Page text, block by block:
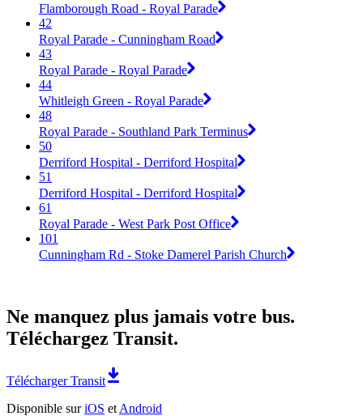
Flamborough Road - Royal Parade
42
Royal Parade - Cunningham Road
43
Royal Parade - Royal Parade
44
Whitleigh Green - Royal Parade
48
Royal Parade - Southland Park Terminus
50
Derriford Hospital - Derriford Hospital
51
Derriford Hospital - Derriford Hospital
61
Royal Parade - West Park Post Office
101
Cunningham Rd - Stoke Damerel Parish Church
Ne manquez plus jamais votre bus.
Téléchargez Transit.
Télécharger Transit
Disponible suriOS et Android